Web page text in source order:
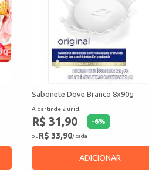
Sabonete Dove Branco 8x90g
A partir de 2 unid.
R$ 31,90 -6%
ouR$ 33,90/ cada
ADICIONAR